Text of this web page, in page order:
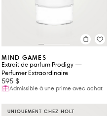
MIND GAMES
Extrait de parfum Prodigy —
Perfumer Extraordinaire
595 $
Admissible à une prime avec achat
UNIQUEMENT CHEZ HOLT